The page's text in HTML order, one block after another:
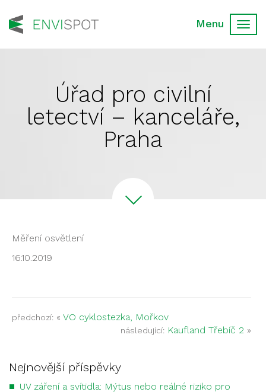
Úřad pro civilní
letectví – kanceláře,
Praha
Měření osvětlení
16.10.2019
předchozí: « VO cyklostezka, Mořkov
následující: Kaufland Třebíč 2 »
Nejnovější příspěvky
UV záření a svítidla: Mýtus nebo reálné riziko pro